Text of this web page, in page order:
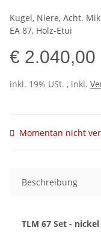
Kugel, Niere, Acht.
EA 87, Holz-Etui
€ 2.040,00
inkl. 19% USt. , inkl.
Momentan nicht
Beschreibung
TLM 67 Set - nickel